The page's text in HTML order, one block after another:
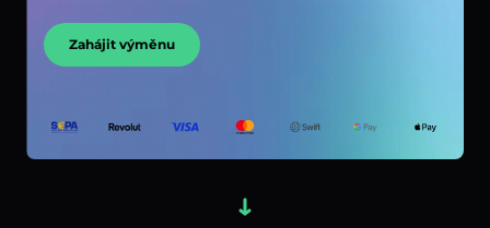
Zahájit výměnu